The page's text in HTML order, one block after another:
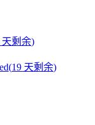
天剩余)
(19 天剩余)